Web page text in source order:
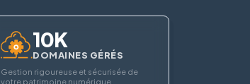
10K
DOMAINES GÉRÉS
Gestion rigoureuse et sécurisée de
votre patrimoine numérique.